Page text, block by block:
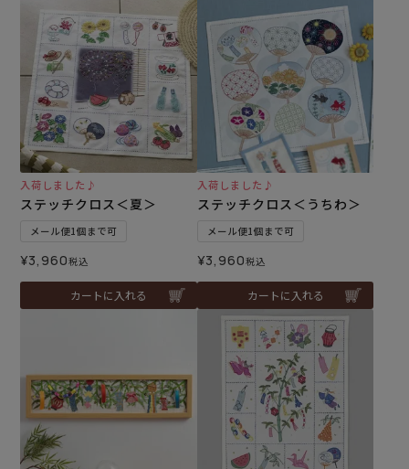
入荷しました♪
ステッチクロス＜夏＞
メール便1個まで可
¥3,960税込
カートに入れる
入荷しました♪
ステッチクロス＜うちわ＞
メール便1個まで可
¥3,960税込
カートに入れる